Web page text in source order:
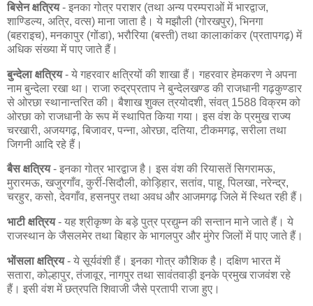
बिसेन क्षत्रिय- इनका गोत्र पराशर (तथा अन्य परम्पराओं में भारद्वाज,
शाण्डिल्य, अत्रि, वत्स) माना जाता है। ये मझौली (गोरखपुर), भिनगा
(बहराइच), मनकापुर (गोंडा), भरौरिया (बस्ती) तथा कालाकांकर (प्रतापगढ़) में
अधिक संख्या में पाए जाते हैं।
बुन्देला क्षत्रिय- ये गहरवार क्षत्रियों की शाखा हैं। गहरवार हेमकरण ने अपना
नाम बुन्देला रखा था। राजा रुद्रप्रताप ने बुन्देलखण्ड की राजधानी गढ़कुण्डार
से ओरछा स्थानान्तरित की। बैशाख शुक्ल त्रयोदशी, संवत् 1588 विक्रम को
ओरछा को राजधानी के रूप में स्थापित किया गया। इस वंश के प्रमुख राज्य
चरखारी, अजयगढ़, बिजावर, पन्ना, ओरछा, दतिया, टीकमगढ़, सरीला तथा
जिगनी आदि रहे हैं।
बैस क्षत्रिय- इनका गोत्र भारद्वाज है। इस वंश की रियासतें सिगरामऊ,
मुरारमऊ, खजुरगाँव, कुर्री-सिदौली, कोड़िहार, सतांव, पाहू, पिलखा, नरेन्द्र,
चरहुर, कसो, देवगाँव, हसनपुर तथा अवध और आजमगढ़ जिले में स्थित रही हैं।
भाटी क्षत्रिय- यह श्रीकृष्ण के बड़े पुत्र प्रद्युम्न की सन्तान माने जाते हैं। ये
राजस्थान के जैसलमेर तथा बिहार के भागलपुर और मुंगेर जिलों में पाए जाते हैं।
भोंसला क्षत्रिय- ये सूर्यवंशी हैं। इनका गोत्र कौशिक है। दक्षिण भारत में
सतारा, कोल्हापुर, तंजावूर, नागपुर तथा सावंतवाड़ी इनके प्रमुख राजवंश रहे
हैं। इसी वंश में छत्रपति शिवाजी जैसे प्रतापी राजा हुए।